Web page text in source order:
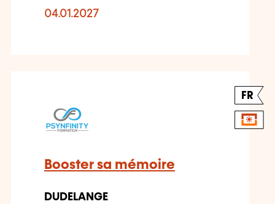
04.01.2027
FR
Booster sa mémoire
DUDELANGE